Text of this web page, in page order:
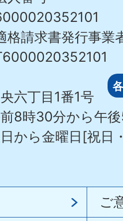
格請求書発行事業
六丁目1番1号
8時30分から午
から金曜日[祝日
ご